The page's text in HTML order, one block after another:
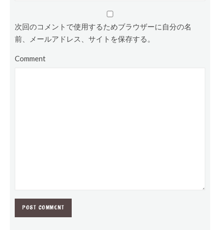
次回のコメントで使用するためブラウザーに自分の名
前、メールアドレス、サイトを保存する。
Comment